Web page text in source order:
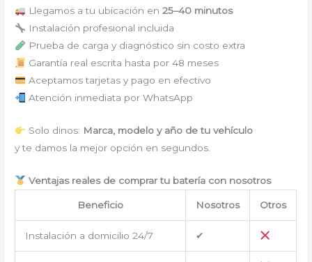
Llegamos a tu ubicación en 25–40 minutos
Instalación profesional incluida
Prueba de carga y diagnóstico sin costo extra
Garantía real escrita hasta por 48 meses
Aceptamos tarjetas y pago en efectivo
Atención inmediata por WhatsApp
Solo dinos: Marca, modelo y año de tu vehículo
y te damos la mejor opción en segundos.
Ventajas reales de comprar tu batería con nosotros
Beneficio Nosotros Otros
Instalación a domicilio 24/7 ✔